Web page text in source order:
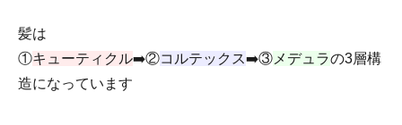
髪は
①キューティクル➡️②コルテックス➡️③ メデュラの3層構
造になっています